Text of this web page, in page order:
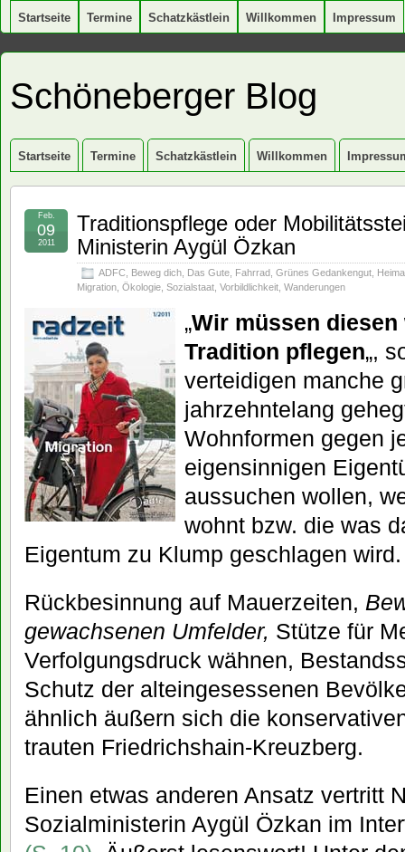
Startseite Termine Schatzkästlein Willkommen Impressum
Schöneberger Blog
Startseite Termine Schatzkästlein Willkommen
Traditionspflege oder
Ministerin Aygül Özkan
ADFC Beweg dich Das Gute Fahrrad Grünes Gedankengut
Migration Ökologie Sozialstaat Vorbildlichkeit Wanderungen
Feb.
09
2011
„Wir müssen
Tradition pflegen„,
verteidigen manche
jahrzehntelang
Wohnformen gegen
eigensinnigen
aussuchen wollen,
wohnt bzw. die was
Eigentum zu Klump geschlagen wird.
Rückbesinnung auf Mauerzeiten,
gewachsenen Umfelder, Stütze für
Verfolgungsdruck wähnen,
Schutz der alteingesessenen
ähnlich äußern sich die
trauten Friedrichshain-Kreuzberg.
Einen etwas anderen Ansatz vertritt
Sozialministerin Aygül Özkan im